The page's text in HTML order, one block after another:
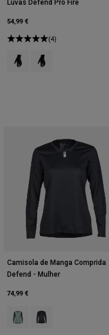
Luvas Defend Pro Fire
54,99 €
(4)
Product swatch type of
Product swatch
Camisola de Manga Comprida
Defend - Mulher
74,99 €
Product swatch type of
Product swatch type